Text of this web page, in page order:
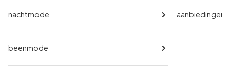
nachtmode
beenmode
aanbiedingen